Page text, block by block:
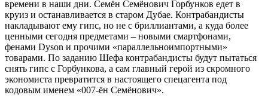
времени в наши дни. Семён Семёнович Горбунков едет в
круиз и останавливается в старом Дубае. Контрабандисты
накладывают ему гипс, но не с бриллиантами, а куда более
ценными сегодня предметами – новыми смартфонами,
фенами Dyson и прочими «параллельноимпортными»
товарами. По заданию Шефа контрабандисты будут пытаться
снять гипс с Горбункова, а сам главный герой из скромного
экономиста превратится в настоящего спецагента под
кодовым именем «007-ён Семёнович».